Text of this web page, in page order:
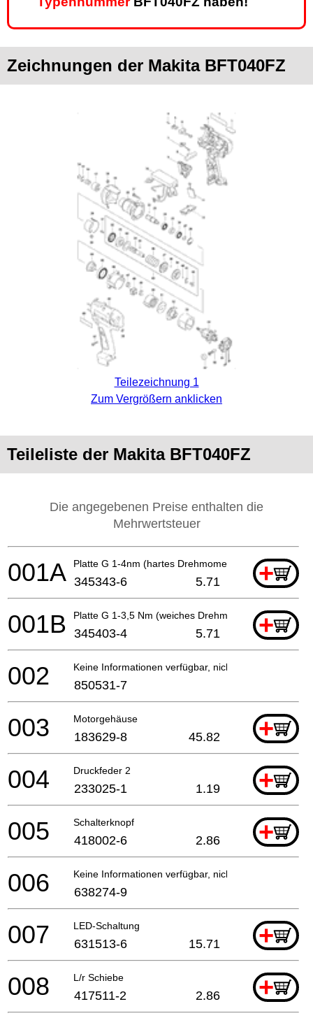
Zeichnungen der Makita BFT040FZ
Teilezeichnung 1
Zum Vergrößern anklicken
Teileliste der Makita BFT040FZ
Die angegebenen Preise enthalten die
Mehrwertsteuer
Platte G 1-4nm (hartes Drehmoment) +
001A 345343-6 5.71
Platte G 1-3,5 Nm (weiches Drehmoment)+
001B 345403-4 5.71
Keine Informationen verfügbar, nicht bestellbar
002 850531-7
Motorgehäuse +
003 183629-8 45.82
Druckfeder 2 +
004 233025-1 1.19
Schalterknopf +
005 418002-6 2.86
Keine Informationen verfügbar, nicht bestellbar
006 638274-9
LED-Schaltung +
007 631513-6 15.71
L/r Schiebe +
008 417511-2 2.86